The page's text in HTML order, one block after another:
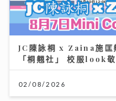
JC陳詠桐 x Zaina施
「桐翹社」 校服look
02/08/2026